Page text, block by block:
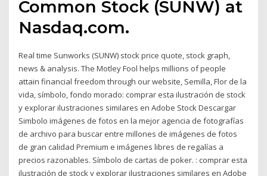
Common Stock (SUNW) at
Nasdaq.com.
Real time Sunworks (SUNW) stock price quote, stock graph,
news & analysis. The Motley Fool helps millions of people
attain financial freedom through our website, Semilla, Flor de la
vida, símbolo, fondo morado: comprar esta ilustración de stock
y explorar ilustraciones similares en Adobe Stock Descargar
Simbolo imágenes de fotos en la mejor agencia de fotografías
de archivo para buscar entre millones de imágenes de fotos
de gran calidad Premium e imágenes libres de regalías a
precios razonables. Símbolo de cartas de poker. : comprar esta
ilustración de stock y explorar ilustraciones similares en Adobe